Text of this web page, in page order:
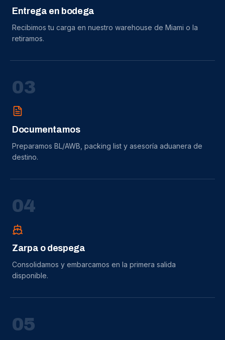
Entrega en bodega
Recibimos tu carga en nuestro warehouse de Miami o la
retiramos.
03
Documentamos
Preparamos BL/AWB, packing list y asesoría aduanera de
destino.
04
Zarpa o despega
Consolidamos y embarcamos en la primera salida
disponible.
05